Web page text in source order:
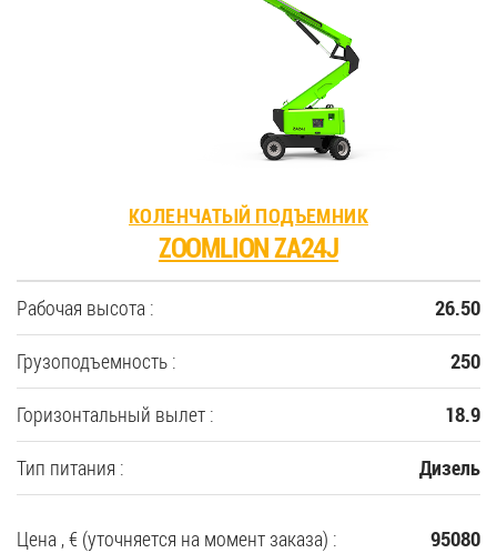
КОЛЕНЧАТЫЙ ПОДЪЕМНИК
ZOOMLION ZA24J
Рабочая высота : 26.50
Грузоподъемность : 250
Горизонтальный вылет : 18.9
Тип питания : Дизель
Цена , € (уточняется на момент заказа) : 95080